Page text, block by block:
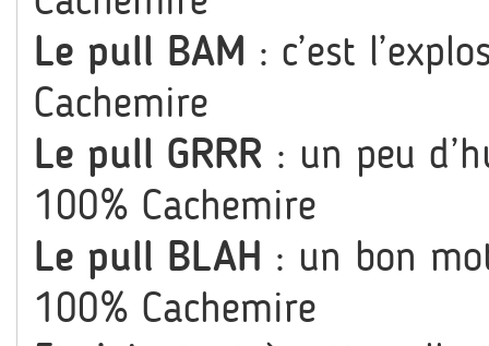
Le pull BAM : c’est
Cachemire
Le pull GRRR : un peu
100% Cachemire
Le pull BLAH : un bon
100% Cachemire